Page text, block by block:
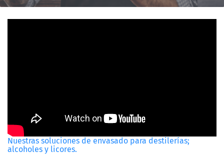
Nuestras soluciones de envasado para destilerías;
alcoholes y licores.